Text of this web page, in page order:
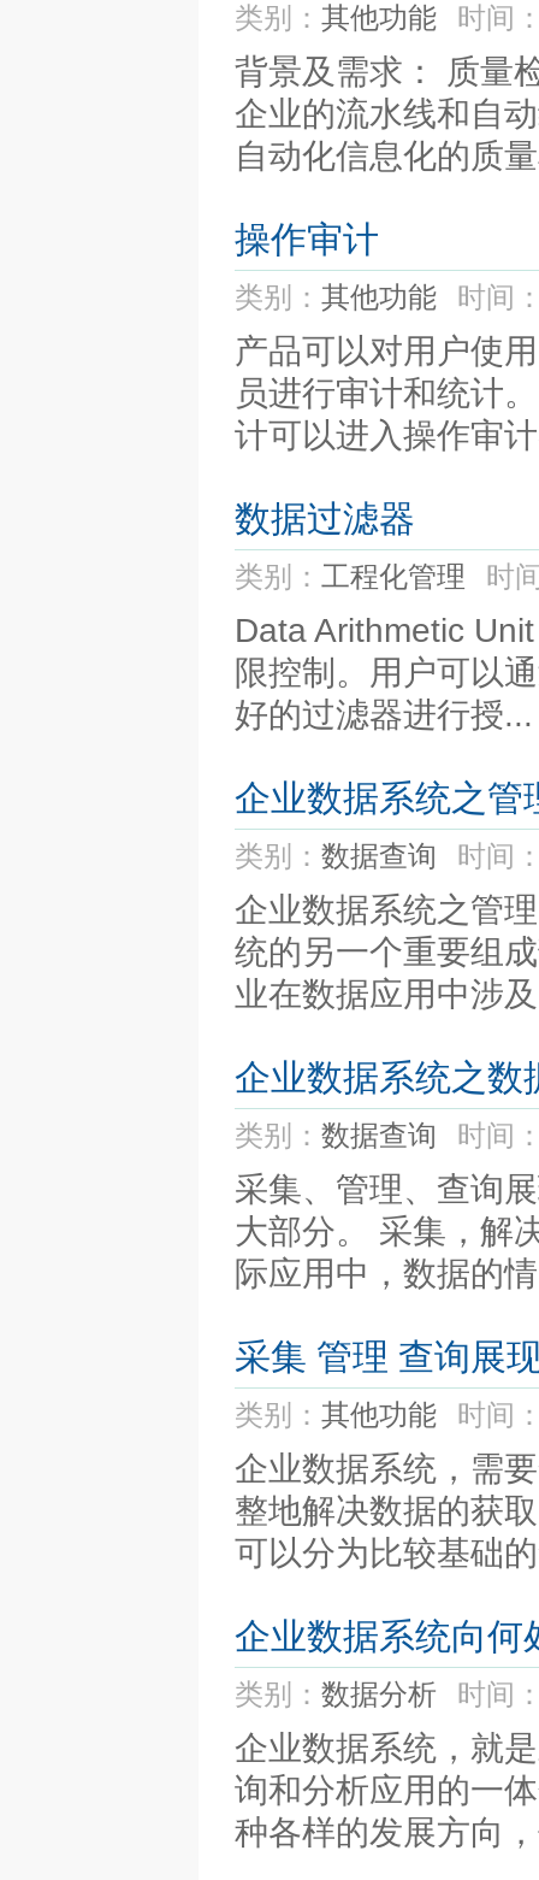
类别： 其他功能 时间
背景及需求： 质量
企业的流水线和自
自动化信息化的质
操作审计
类别： 其他功能 时间
产品可以对用户使
员进行审计和统计
计可以进入操作审
数据过滤器
类别： 工程化管理 时
Data Arithmetic
限控制。用户可以
好的过滤器进行授...
企业数据系统之管
类别： 数据查询 时间
企业数据系统之管
统的另一个重要组
业在数据应用中涉
企业数据系统之数
类别： 数据查询 时间
采集、管理、查询
大部分。 采集，解
际应用中，数据的
采集 管理 查询展
类别： 其他功能 时间
企业数据系统，需
整地解决数据的获
可以分为比较基础
企业数据系统向何
类别： 数据分析 时间
企业数据系统，就
询和分析应用的一
种各样的发展方向